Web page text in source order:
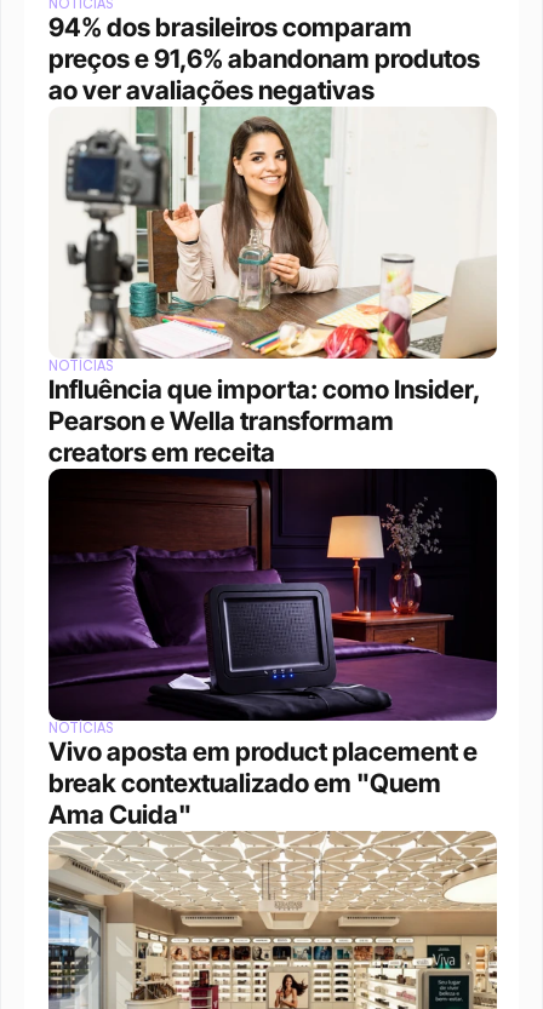
NOTÍCIAS
94% dos brasileiros comparam
preços e 91,6% abandonam produtos
ao ver avaliações negativas
NOTÍCIAS
Influência que importa: como Insider,
Pearson e Wella transformam
creators em receita
NOTÍCIAS
Vivo aposta em product placement e
break contextualizado em "Quem
Ama Cuida"